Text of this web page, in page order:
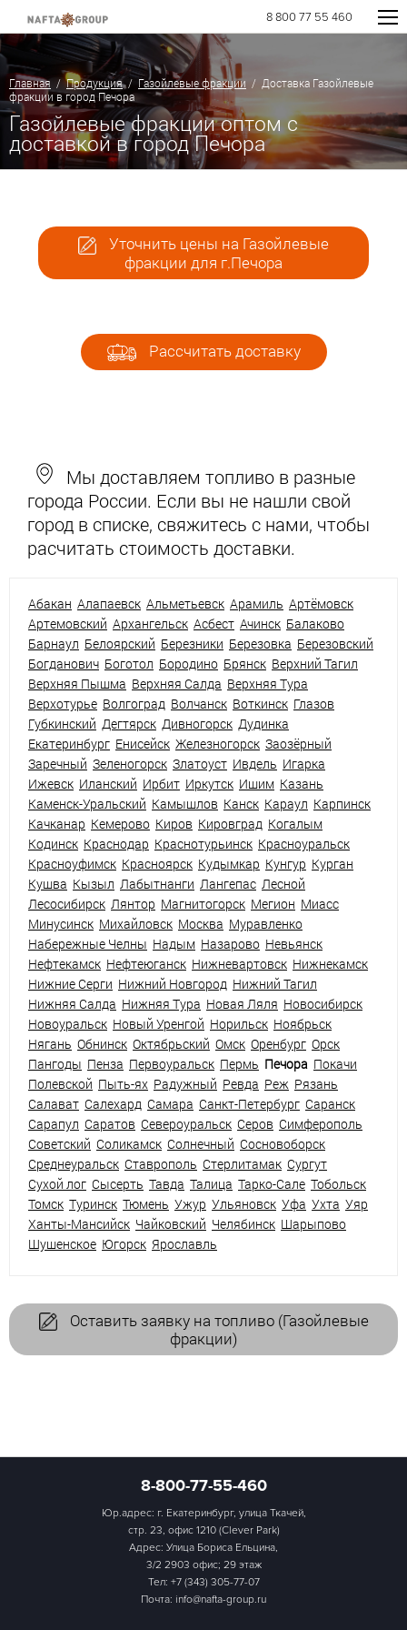
8 800 77 55 460
Главная /Продукция/ Газойлевые фракции / Доставка Газойлевые
фракции в город Печора
Газойлевые фракции оптом с
доставкой в город Печора
Уточнить цены на Газойлевые
фракции для г.Печора
Рассчитать доставку
Мы доставляем топливо в разные
города России. Если вы не нашли свой
город в списке, свяжитесь с нами, чтобы
расчитать стоимость доставки.
Абакан Алапаевск Альметьевск Арамиль Артёмовск
Артемовский Архангельск Асбест Ачинск Балаково
Барнаул Белоярский Березники Березовка Березовский
Богданович Боготол Бородино Брянск Верхний Тагил
Верхняя Пышма Верхняя Салда Верхняя Тура
Верхотурье Волгоград Волчанск Воткинск Глазов
Губкинский Дегтярск Дивногорск Дудинка
Екатеринбург Енисейск Железногорск Заозёрный
Заречный Зеленогорск Златоуст Ивдель Игарка
Ижевск Иланский Ирбит Иркутск Ишим Казань
Каменск-Уральский Камышлов Канск Караул Карпинск
Качканар Кемерово Киров Кировград Когалым
Кодинск Краснодар Краснотурьинск Красноуральск
Красноуфимск Красноярск Кудымкар Кунгур Курган
Кушва Кызыл Лабытнанги Лангепас Лесной
Лесосибирск Лянтор Магнитогорск Мегион Миасс
Минусинск Михайловск Москва Муравленко
Набережные Челны Надым Назарово Невьянск
Нефтекамск Нефтеюганск Нижневартовск Нижнекамск
Нижние Серги Нижний Новгород Нижний Тагил
Нижняя Салда Нижняя Тура Новая Ляля Новосибирск
Новоуральск Новый Уренгой Норильск Ноябрьск
Нягань Обнинск Октябрьский Омск Оренбург Орск
Пангоды Пенза Первоуральск Пермь Печора Покачи
Полевской Пыть-ях Радужный Ревда Реж Рязань
Салават Салехард Самара Санкт-Петербург Саранск
Сарапул Саратов Североуральск Серов Симферополь
Советский Соликамск Солнечный Сосновоборск
Среднеуральск Ставрополь Стерлитамак Сургут
Сухой лог Сысерть Тавда Талица Тарко-Сале Тобольск
Томск Туринск Тюмень Ужур Ульяновск Уфа Ухта Уяр
Ханты-Мансийск Чайковский Челябинск Шарыпово
Шушенское Югорск Ярославль
Оставить заявку на топливо (Газойлевые
фракции)
8-800-77-55-460
Юр.адрес: г. Екатеринбург, улица Ткачей,
стр. 23, офис 1210 (Clever Park)
Адрес: Улица Бориса Ельцина,
3/2 2903 офис; 29 этаж
Тел: +7 (343) 305-77-07
Почта: info@nafta-group.ru